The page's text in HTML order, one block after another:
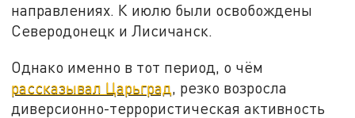
направлениях. К июлю были освобождены
Северодонецк и Лисичанск.
Однако именно в тот период, о чём
рассказывал Царьград, резко возросла
диверсионно-террористическая активность